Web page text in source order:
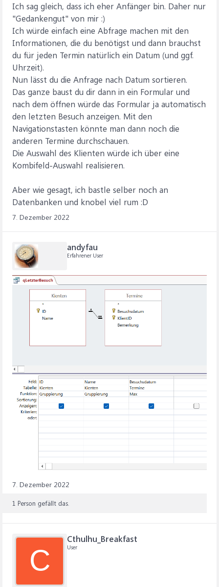
Ich sag gleich, dass ich eher Anfänger bin. Daher nur
"Gedankengut" von mir :)
Ich würde einfach eine Abfrage machen mit den
Informationen, die du benötigst und dann brauchst
du für jeden Termin natürlich ein Datum (und ggf.
Uhrzeit).
Nun lässt du die Anfrage nach Datum sortieren.
Das ganze baust du dir dann in ein Formular und
nach dem öffnen würde das Formular ja automatisch
den letzten Besuch anzeigen. Mit den
Navigationstasten könnte man dann noch die
anderen Termine durchschauen.
Die Auswahl des Klienten würde ich über eine
Kombifeld-Auswahl realisieren.
Aber wie gesagt, ich bastle selber noch an
Datenbanken und knobel viel rum :D
7. Dezember 2022
andyfau
Erfahrener User
7. Dezember 2022
1 Person gefällt das.
C
Cthulhu_Breakfast
User